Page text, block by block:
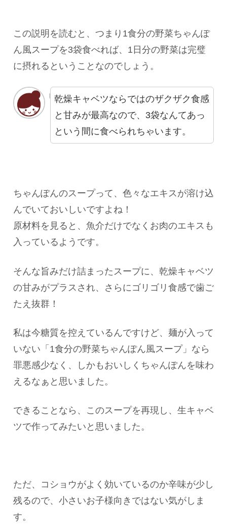
この説明を読むと、つまり1食分の野菜ちゃんぽ
ん風スープを3袋食べれば、1日分の野菜は完璧
に摂れるということなのでしょう。
乾燥キャベツならではのザクザク食感
と甘みが最高なので、3袋なんてあっ
という間に食べられちゃいます。
ちゃんぽんのスープって、色々なエキスが溶け込
んでいておいしいですよね！
原材料を見ると、魚介だけでなくお肉のエキスも
入っているようです。
そんな旨みだけ詰まったスープに、乾燥キャベツ
の甘みがプラスされ、さらにゴリゴリ食感で歯ご
たえ抜群！
私は今糖質を控えているんですけど、麺が入って
いない「1食分の野菜ちゃんぽん風スープ」なら
罪悪感少なく、しかもおいしくちゃんぽんを味わ
えるなぁと思いました。
できることなら、このスープを再現し、生キャベ
ツで作ってみたいと思いました。
ただ、コショウがよく効いているのか辛味が少し
残るので、小さいお子様向きではない気がしま
す。